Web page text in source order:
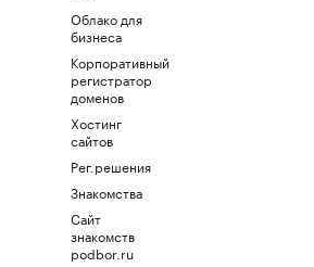
Облако для
бизнеса
Корпоративный
регистратор
доменов
Хостинг
сайтов
Рег.решения
Знакомства
Сайт
знакомств
podbor.ru